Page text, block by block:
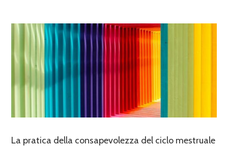
La pratica della consapevolezza del ciclo mestruale